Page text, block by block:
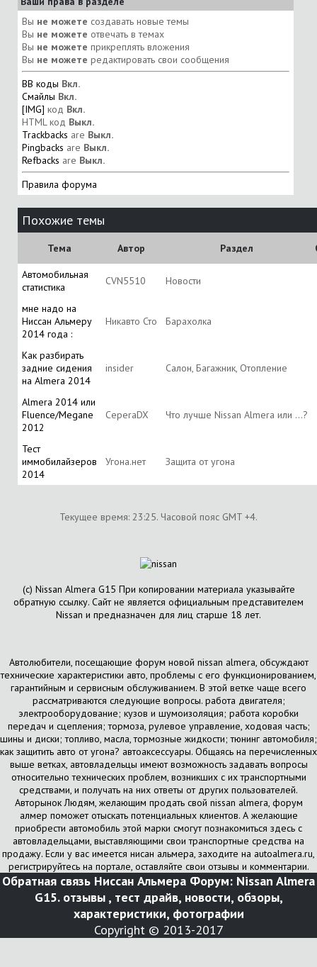
Вы не можете создавать новые темы
Вы не можете отвечать в темах
Вы не можете прикреплять вложения
Вы не можете редактировать свои сообщения
BB коды Вкл.
Смайлы Вкл.
[IMG] код Вкл.
HTML код Выкл.
Trackbacks are Выкл.
Pingbacks are Выкл.
Refbacks are Выкл.
Правила форума
Похожие темы
Тема Автор Раздел
Автомобильная
статистика
CVN5510 Новости
мне надо на
Ниссан Альмеру
2014 года :
Никавто Сто Барахолка
Как разбирать
задние сидения
на Almera 2014
insider Салон, Багажник, Отопление
Almera 2014 или
Fluence/Megane
2012
CeperaDX Что лучше Nissan Almera или ...?
Тест
иммобилайзеров
2014
Угона.нет Защита от угона
Текущее время: 23:25. Часовой пояс GMT +4.
(с) Nissan Almera G15 При копировании материала указывайте
обратную ссылку. Сайт не является официальным представителем
Nissan и предназначен для лиц старше 18 лет.
Автолюбители, посещающие форум новой nissan almera, обсуждают
технические характеристики авто, проблемы с его функционированием,
гарантийным и сервисным обслуживанием. В этой ветке чаще всего
рассматриваются следующие вопросы. работа двигателя;
электрооборудование; кузов и шумоизоляция; работа коробки
передач и сцепления; тормоза, рулевое управление, ходовая часть;
шины и диски; топливо, масла, тормозные жидкости; тюнинг автомобиля;
как защитить авто от угона? автоаксессуары. Общаясь на перечисленных
выше ветках, автовладельцы имеют возможность задавать вопросы
относительно технических проблем, возникших с их транспортными
средствами, и получать на них ответы от других пользователей.
Авторынок Людям, желающим продать свой nissan almera, форум
алмер поможет отыскать потенциальных клиентов. А желающие
приобрести автомобиль этой марки смогут познакомиться здесь с
автовладельцами, выставляющими свои транспортные средства на
продажу. Если у вас имеется нисан альмера, заходите на autoalmera.ru,
регистрируйтесь на портале, оставляйте свои отзывы и комментарии.
Обратная связь Ниссан Альмера Форум: Nissan Almera
G15. отзывы , тест драйв, новости, обзоры,
характеристики, фотографии
Copyright © 2013-2017